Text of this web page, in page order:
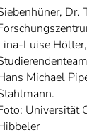
Dr.
Luise
Michael
Universität